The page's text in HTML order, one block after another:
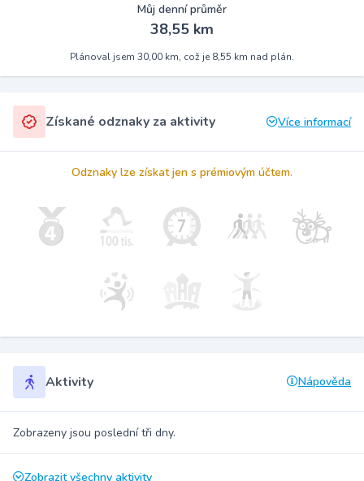
Můj denní průměr
38,55 km
Plánoval jsem 30,00 km, což je 8,55 km nad plán.
Získané odznaky za aktivity Více informací
Odznaky lze získat jen s prémiovým účtem.
Aktivity Nápověda
Zobrazeny jsou poslední tři dny.
Zobrazit všechny aktivity